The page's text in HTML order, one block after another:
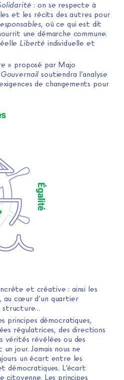
: on se respecte à
et les récits des autres pour
, où ce qui est dit
une démarche commune.
Liberté individuelle et
» proposé par Majo
Gouvernail soutiendra l’analyse
de changements pour
et créative : ainsi les
au cœur d’un quartier
structure…
principes démocratiques,
régulatrices, des directions
vérités révélées ou des
jour. Jamais nous ne
un écart entre les
démocratiques. L’écart
citoyenne. Les principes